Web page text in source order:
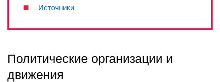
Источники
Политические организации и
движения